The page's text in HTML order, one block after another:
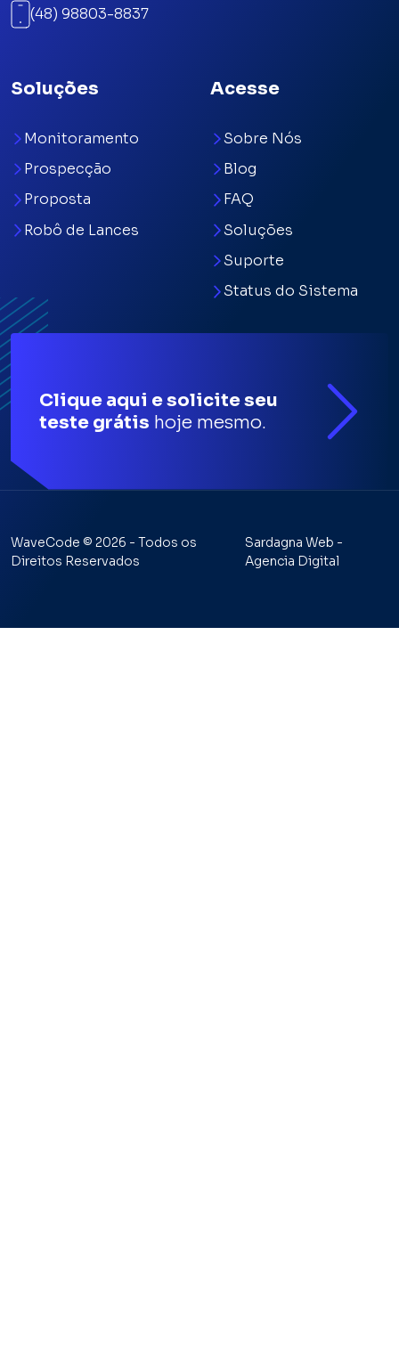
(48) 98803-8837
Soluções
Monitoramento
Prospecção
Proposta
Robô de Lances
Acesse
Sobre Nós
Blog
FAQ
Soluções
Suporte
Status do Sistema
Clique aqui e solicite seu
teste grátis hoje mesmo.
WaveCode © 2026 - Todos os
Direitos Reservados
Sardagna Web -
Agencia Digital